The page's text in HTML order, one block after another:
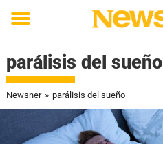
Toggle
parálisis del sueño
Newsner » parálisis del sueño